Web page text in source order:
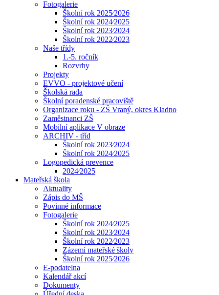
Fotogalerie
Školní rok 2025⁄2026
Školní rok 2024⁄2025
Školní rok 2023⁄2024
Školní rok 2022⁄2023
Naše třídy
1.-5. ročník
Rozvrhy
Projekty
EVVO - projektové učení
Školská rada
Školní poradenské pracoviště
Organizace roku - ZŠ Vraný, okres Kladno
Zaměstnanci ZŠ
Mobilní aplikace V obraze
ARCHIV - tříd
Školní rok 2023⁄2024
Školní rok 2024⁄2025
Logopedická prevence
2024⁄2025
Mateřská škola
Aktuality
Zápis do MŠ
Povinné informace
Fotogalerie
Školní rok 2024⁄2025
Školní rok 2023⁄2024
Školní rok 2022⁄2023
Zázemí mateřské školy
Školní rok 2025⁄2026
E-podatelna
Kalendář akcí
Dokumenty